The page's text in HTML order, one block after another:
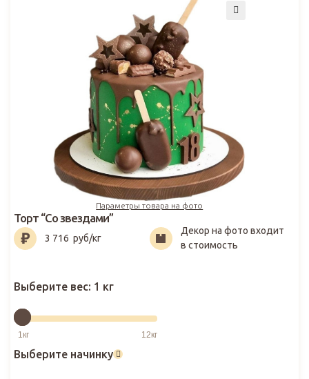
Параметры товара на фото
3 716₽
Торт “Со звездами”
3 716 руб/кг
Декор на фото входит
в стоимость
Выберите вес: 1 кг
Выберите начинку